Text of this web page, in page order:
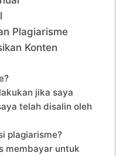
Plagiarisme
Konten
jika saya
telah disalin oleh
plagiarisme?
membayar untuk